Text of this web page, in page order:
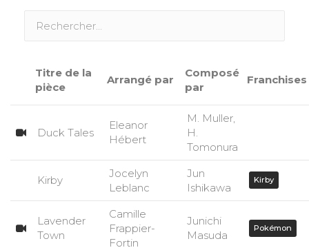
Titre de la
pièce
Arrangé par
Composé
par
Franchises
Duck Tales
Eleanor
Hébert
M. Muller,
H.
Tomonura
Kirby
Jocelyn
Leblanc
Jun
Ishikawa
Kirby
Lavender
Town
Camille
Frappier-
Fortin
Junichi
Masuda
Pokémon